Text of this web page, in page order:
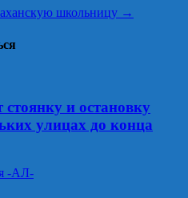
школьницу →
и остановку
улицах до конца
-АЛ-